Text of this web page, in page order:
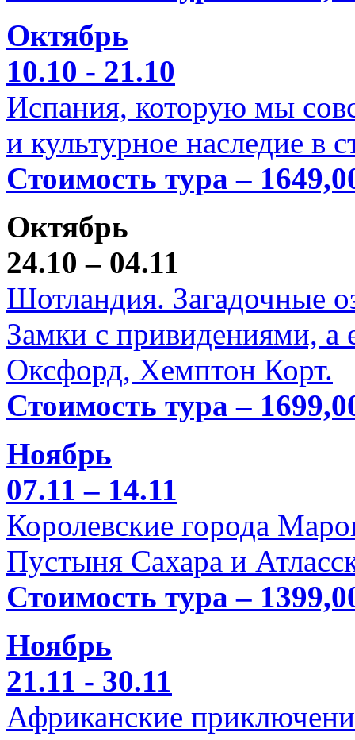
Октябрь
10.10 - 21.10
Испания, которую мы
и культурное наследие в
Стоимость тура –
Октябрь
24.10 – 04.11
Шотландия. Загадочные
Замки с привидениями,
Оксфорд, Хемптон Корт.
Стоимость тура –
Ноябрь
07.11 – 14.11
Королевские города
Пустыня Сахара и
Стоимость тура –
Ноябрь
21.11 - 30.11
Африканские